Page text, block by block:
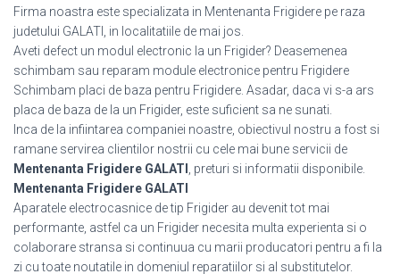
Firma noastra este specializata in Mentenanta Frigidere pe raza
judetului GALATI, in localitatiile de mai jos.
Aveti defect un modul electronic la un Frigider? Deasemenea
schimbam sau reparam module electronice pentru Frigidere
Schimbam placi de baza pentru Frigidere. Asadar, daca vi s-a ars
placa de baza de la un Frigider, este suficient sa ne sunati.
Inca de la infiintarea companiei noastre, obiectivul nostru a fost si
ramane servirea clientilor nostrii cu cele mai bune servicii de
Mentenanta Frigidere GALATI
, preturi si informatii disponibile.
Mentenanta Frigidere GALATI
Aparatele electrocasnice de tip Frigider au devenit tot mai
performante, astfel ca un Frigider necesita multa experienta si o
colaborare stransa si continuua cu marii producatori pentru a fi la
zi cu toate noutatile in domeniul reparatiilor si al substitutelor.